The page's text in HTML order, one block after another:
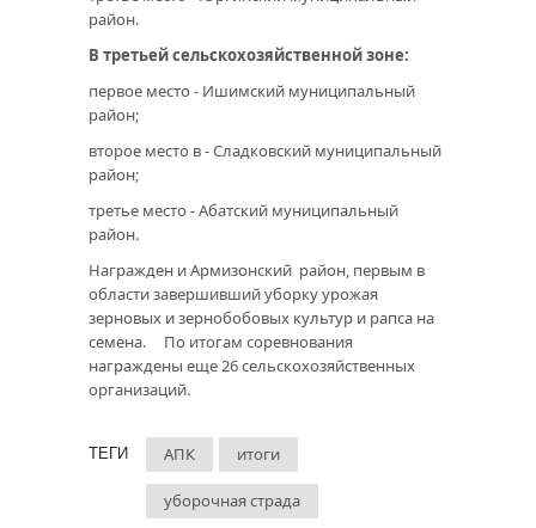
район.
В третьей сельскохозяйственной зоне:
первое место - Ишимский муниципальный
район;
второе место в - Сладковский муниципальный
район;
третье место - Абатский муниципальный
район.
Награжден и Армизонский район, первым в
области завершивший уборку урожая
зерновых и зернобобовых культур и рапса на
семена. По итогам соревнования
награждены еще 26 сельскохозяйственных
организаций.
ТЕГИ АПК итоги
уборочная страда